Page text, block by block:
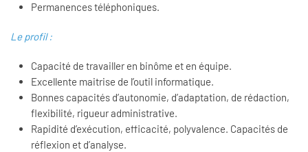
Permanences téléphoniques.
Le profil :
Capacité de travailler en binôme et en équipe.
Excellente maitrise de l’outil informatique.
Bonnes capacités d’autonomie, d’adaptation, de rédaction,
flexibilité, rigueur administrative.
Rapidité d’exécution, efficacité, polyvalence. Capacités de
réflexion et d’analyse.